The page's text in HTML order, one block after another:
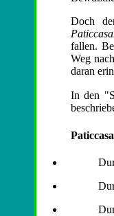
Doch
fallen.
Weg
daran
In den